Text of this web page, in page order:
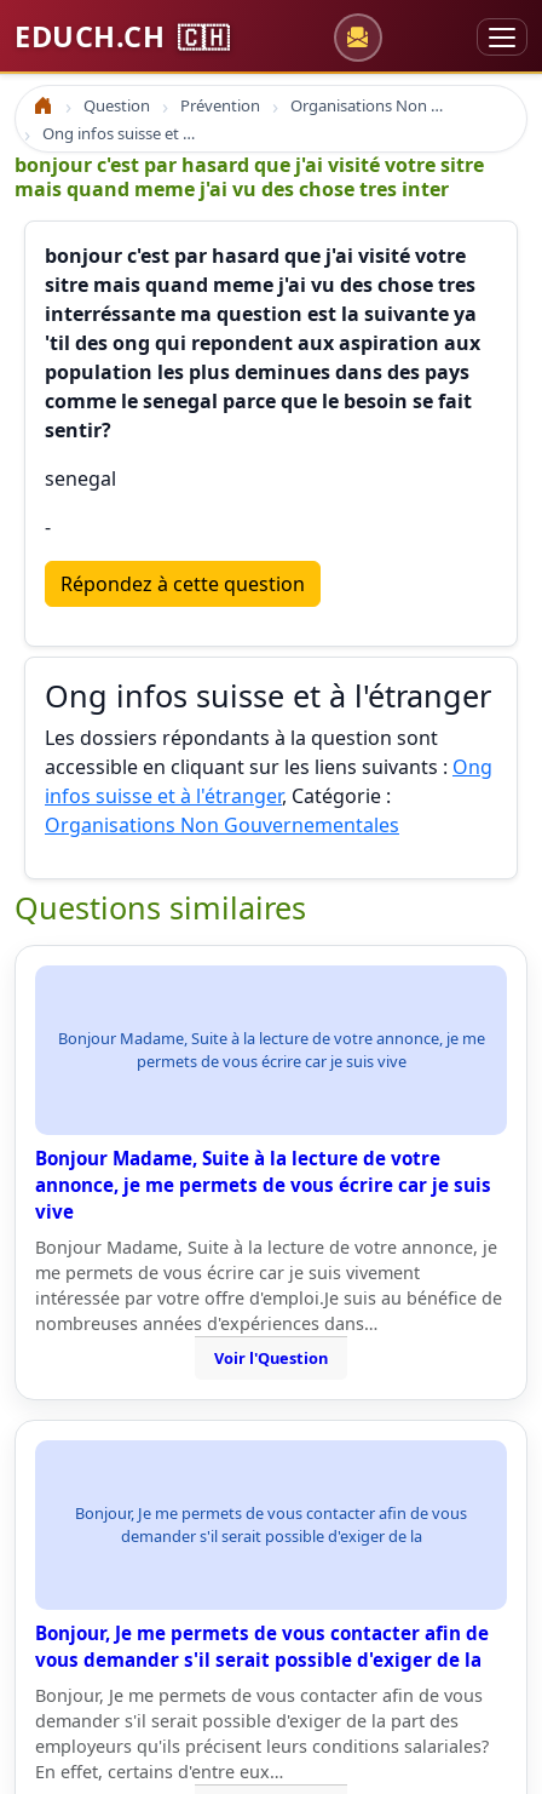
EDUCH.CH 🇨🇭
Accueil Question Prévention
Organisations Non Gouvernementales
Ong infos suisse et à l'étranger
bonjour c'est par hasard que j'ai visité votre sitre
mais quand meme j'ai vu des chose tres inter
bonjour c'est par hasard que j'ai visité votre
sitre mais quand meme j'ai vu des chose tres
interréssante ma question est la suivante ya
'til des ong qui repondent aux aspiration aux
population les plus deminues dans des pays
comme le senegal parce que le besoin se fait
sentir?
senegal
-
Répondez à cette question
Ong infos suisse et à l'étranger
Les dossiers répondants à la question sont
accessible en cliquant sur les liens suivants : Ong
infos suisse et à l'étranger, Catégorie :
Organisations Non Gouvernementales
Questions similaires
Bonjour Madame, Suite à la lecture de votre annonce, je me
permets de vous écrire car je suis vive
Bonjour Madame, Suite à la lecture de votre
annonce, je me permets de vous écrire car je suis
vive
Bonjour Madame, Suite à la lecture de votre annonce, je
me permets de vous écrire car je suis vivement
intéressée par votre offre d'emploi.Je suis au bénéfice de
nombreuses années d'expériences dans…
Voir l'Question
Bonjour, Je me permets de vous contacter afin de vous
demander s'il serait possible d'exiger de la
Bonjour, Je me permets de vous contacter afin de
vous demander s'il serait possible d'exiger de la
Bonjour, Je me permets de vous contacter afin de vous
demander s'il serait possible d'exiger de la part des
employeurs qu'ils précisent leurs conditions salariales?
En effet, certains d'entre eux…